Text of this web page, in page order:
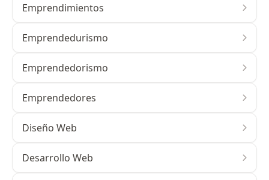
Emprendimientos
Emprendedurismo
Emprendedorismo
Emprendedores
Diseño Web
Desarrollo Web